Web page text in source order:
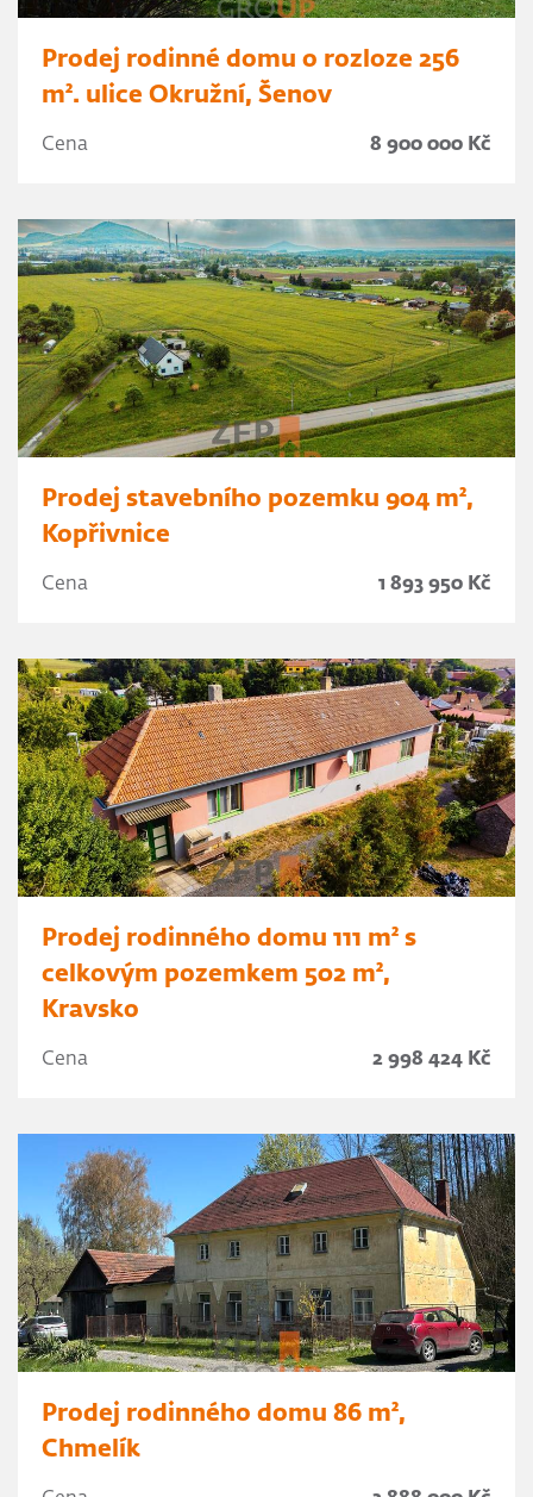
Prodej rodinné domu o rozloze 256
m². ulice Okružní, Šenov
Cena 8 900 000 Kč
Prodej stavebního pozemku 904 m²,
Kopřivnice
Cena 1 893 950 Kč
Prodej rodinného domu 111 m² s
celkovým pozemkem 502 m²,
Kravsko
Cena 2 998 424 Kč
Prodej rodinného domu 86 m²,
Chmelík